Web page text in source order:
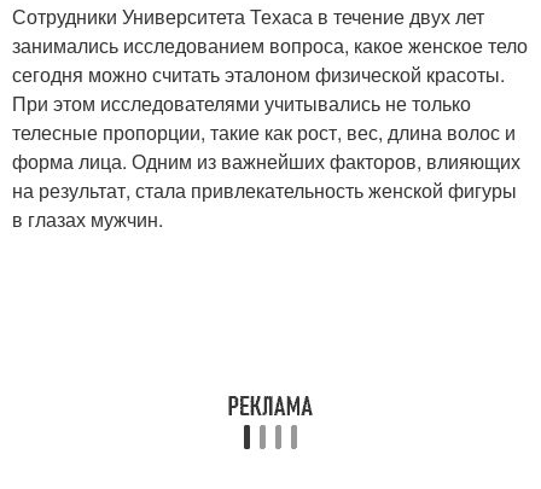
Сотрудники Университета Техаса в течение двух лет
занимались исследованием вопроса, какое женское тело
сегодня можно считать эталоном физической красоты.
При этом исследователями учитывались не только
телесные пропорции, такие как рост, вес, длина волос и
форма лица. Одним из важнейших факторов, влияющих
на результат, стала привлекательность женской фигуры
в глазах мужчин.